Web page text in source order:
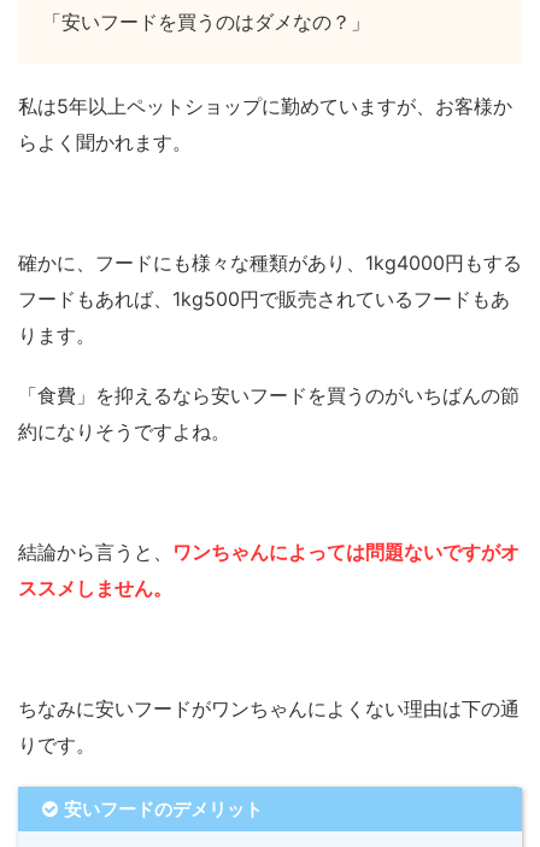
「安いフードを買うのはダメなの？」
私は5年以上ペットショップに勤めていますが、お客様か
らよく聞かれます。
確かに、フードにも様々な種類があり、1kg4000円もする
フードもあれば、1kg500円で販売されているフードもあ
ります。
「食費」を抑えるなら安いフードを買うのがいちばんの節
約になりそうですよね。
結論から言うと、 ワンちゃんによっては問題ないですがオ
ススメしません。
ちなみに安いフードがワンちゃんによくない理由は下の通
りです。
安いフードのデメリット